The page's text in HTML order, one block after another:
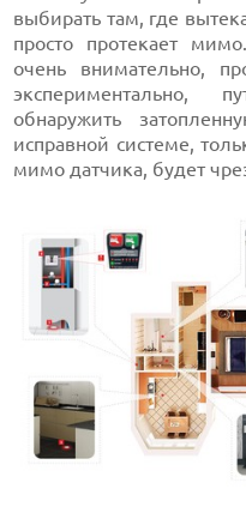
выбирать там, где
просто протекает
очень внимательно,
экспериментально,
обнаружить
исправной системе,
мимо датчика, будет